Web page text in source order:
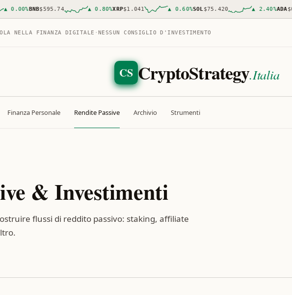
% BNB$595.74 ▲ 0.80% XRP$1.041 ▲ 0.60% SOL$75.420 2.40% ADA$0.1997
NELLA FINANZA DIGITALE · NESSUN CONSIGLIO D'INVESTIMENTO
CS CryptoStrategy.Italia
Finanza Personale Rendite Passive Archivio Strumenti
& Investimenti
flussi di reddito passivo: staking, affiliate